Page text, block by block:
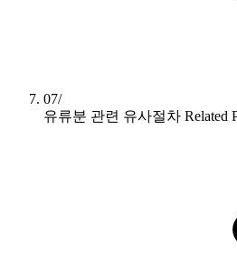
07/
유류분 관련 유사절차 Related